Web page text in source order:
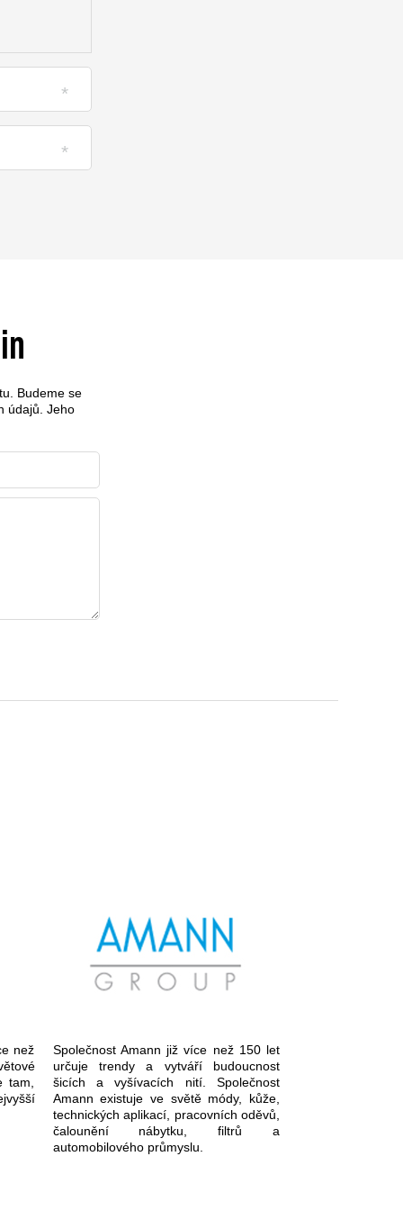
Budeme se
údajů . Jeho
než
tam,
Společnost Amann již více než 150 let
určuje trendy a vytváří budoucnost
šicích a vyšívacích nití. Společnost
Amann existuje ve světě módy, kůže,
technických aplikací, pracovních oděvů,
čalounění nábytku, filtrů a
automobilového průmyslu.